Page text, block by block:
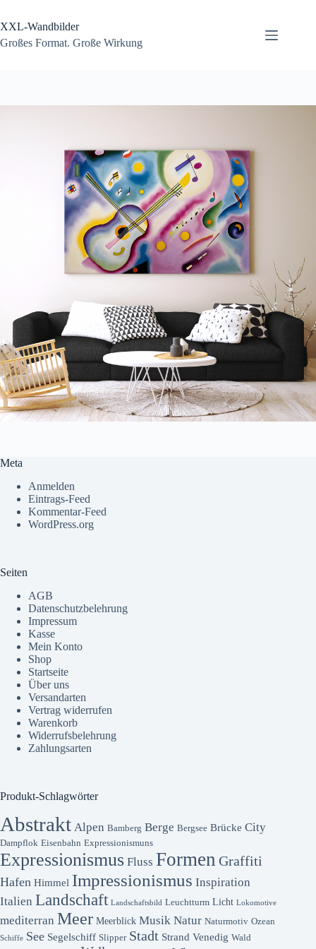
springen
XXL-Wandbilder
Großes Format. Große Wirkung
Meta
Anmelden
Eintrags-Feed
Kommentar-Feed
WordPress.org
Seiten
AGB
Datenschutzbelehrung
Impressum
Kasse
Mein Konto
Shop
Startseite
Über uns
Versandarten
Vertrag widerrufen
Warenkorb
Widerrufsbelehrung
Zahlungsarten
Produkt-Schlagwörter
Abstrakt Alpen Bamberg Berge Bergsee Brücke City
Dampflok Eisenbahn Expressionismuns
Expressionismus Fluss Formen Graffiti
Hafen Himmel Impressionismus Inspiration
Italien Landschaft Landschaftsbild Leuchtturm Licht Lokomotive
mediterran Meer Meerblick Musik Natur Naturmotiv Ozean
Schiffe See Segelschiff Slipper Stadt Strand Venedig Wald